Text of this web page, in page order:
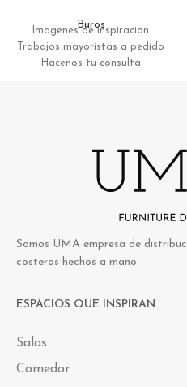
Buros
Imagenes de inspiracion
Trabajos mayoristas a pedido
Hacenos tu consulta
Somos UMA empresa de
costeros hechos a mano.
ESPACIOS QUE INSPIRAN
Salas
Comedor